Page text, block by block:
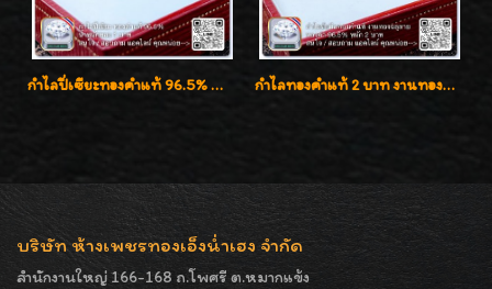
กำไลปี่เซียะทองคำแท้ 96.5% น้ำหนัก 1 บาท เสริมโชคลาภ กำไลทองคำแท้ 2 บาท งานทองฉลุลาย ดีไซน์หรูหรา สวยคลาสสิค
บริษัท ห้างเพชรทองเอ็งน่ำเฮง จำกัด
สำนักงานใหญ่ 166-168 ถ.โพศรี ต.หมากแข้ง